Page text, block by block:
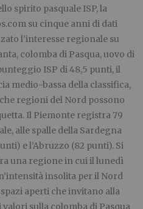
spirito pasquale ISP, la
su cinque anni di dati
l’interesse regionale su
colomba di Pasqua, uovo di
ISP di 48,5 punti, il
medio-bassa della classifica,
regioni del Nord possono
Il Piemonte registra 79
alle spalle della Sardegna
e l’Abruzzo (82 punti). Si
una regione in cui il lunedì
insolita per il Nord
aperti che invitano alla
sulla colomba di Pasqua